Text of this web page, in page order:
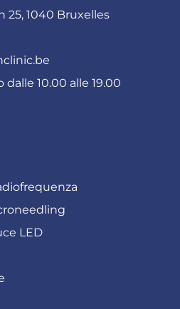
25, 1040 Bruxelles
10.00 alle 19.00
LED